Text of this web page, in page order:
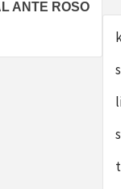
ANTE ROSO